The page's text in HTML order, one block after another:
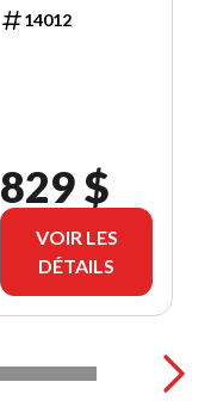
14012
829 $
VOIR LES
DÉTAILS